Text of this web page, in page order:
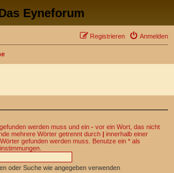
Eyneforum
Anmelden
Registrieren
werden muss und ein - vor ein Wort, das nicht
mehrere Wörter getrennt durch | innerhalb einer
gefunden werden muss. Benutze ein * als
oder Suche wie angegeben verwenden